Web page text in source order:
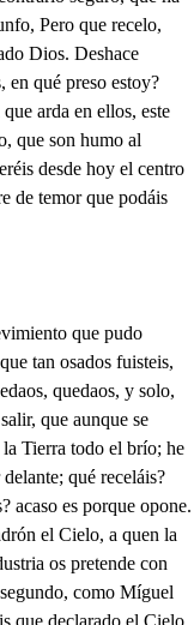
miro! no es esta aquella belleza que me pintó el Desengaño? no hay duda, puesto que aquella; ni puede tener segunda, ni lo puede ser aquesta. Señor, cuando los deseos, que toda el Alma me cuestan, habéis de templar? queriendo que por medio mío sea, tu Nombre en salzado, en todos los términos de la tierra. Ajeno de mí me siento; tan absortas las potencias, me tiene beldad tan rara; que estoy de creer muy cercan, aunque la miran los ojos, que me la finge la idea, Mas. Señor, las fuerzas mías, para tan gloriosa empresa, yhabéis que son cortas, dadme ayuda tanta que pueda quedar, para gloria tuya m esperanza satisfecha. Rayos de beldad despide de su semblante, uriera de asombro quien temirara, sino fuera vida el verla. Mas pues de vuestios savores son esperanzas muy ciertas el desearlos. Oh cuando llegará feliz aquella hora, en que las ansiasnía descansen en glorias vuestra Parece que no me ha visto, o lo disimula atenta. Aquí está el Duque, Francisco; oculta correspondencia, entre los dos puso el Cielo: que así el verle me delcita, No me mira? Ya le hablara, pero no será prudencia que comience yo, Sin verme pasa de largo, Y hubiera quien, lo que siendo agafajo, por lisonja lo tuviera. Ella me deja, y se va, y toda el Alma me lleva. Disculpárame con el mi humildad, y su grandeza, Pues no se ha de ir, señora, que aserlo mío, lo fuera del Mundo, y fuera del Mundo el ser vuestro gloria inmensa. No os vais porque al Alma mía le ha de costar la ida vuestra todo el sosiego: que todo, solo en vos tenerle espera. Desde el instante primero que os vi llevó tan impresa vuestra perfección el Alma, que ha serlícito pudiera presumir de perfecciones, en fe detener las vuestras. Qué Deida?! qué resplandor! que oculta divinafuerza en vos deposita el Cielo? de que sagrada influencia, Decendieron a vos rayos, de astividades ten nuevas, que dejan saña la visa, y abrasan el Alma en ella? Pues que sois Sol, ilustradme, gujadme, pues lois Estrella, abrasadme, pues sois Fuego, a la noche oscura, y ciega. De mis errores, sed Luna, Lira sed, y trompa hueca, acuyas voces el Alma; (o va dulces, o tremendas) salga del pasmo en que vace, o bien dormida, o mal muerta. Goce yo de la ventura que en vos goza el Mundo, y sea el no merecerla yo rogador al merecerla. No mi indignidad señora os esquive, ya que en ella, o mi dicha, o vuestro agrado, el desearos me deja. Seré Imán, a vuestro Norte, seré a vuestros rayos, Cera, Mariposa, a vuestra llama, y Esclavo, a vuestras Cadenas. Vuestras palabras señor, más perdone vueselencia: que la obediencia me llama, y es primero la obediencia. . Fuese: y déjome: estoy loco, no se qué hacer, seguirela, (rara urbenidad; que así, la urbanidad atropella.) Seguírela, pues que nadie, conmas imperiosa fuerza puede llamarla, que amí me arrastra ya su belleza. Seg